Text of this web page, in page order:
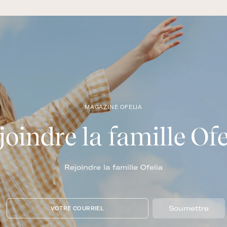
MAGAZINE OFELIA
la famille
Rejoindre la famille Ofelia
VOTRE COURRIEL Soumettre